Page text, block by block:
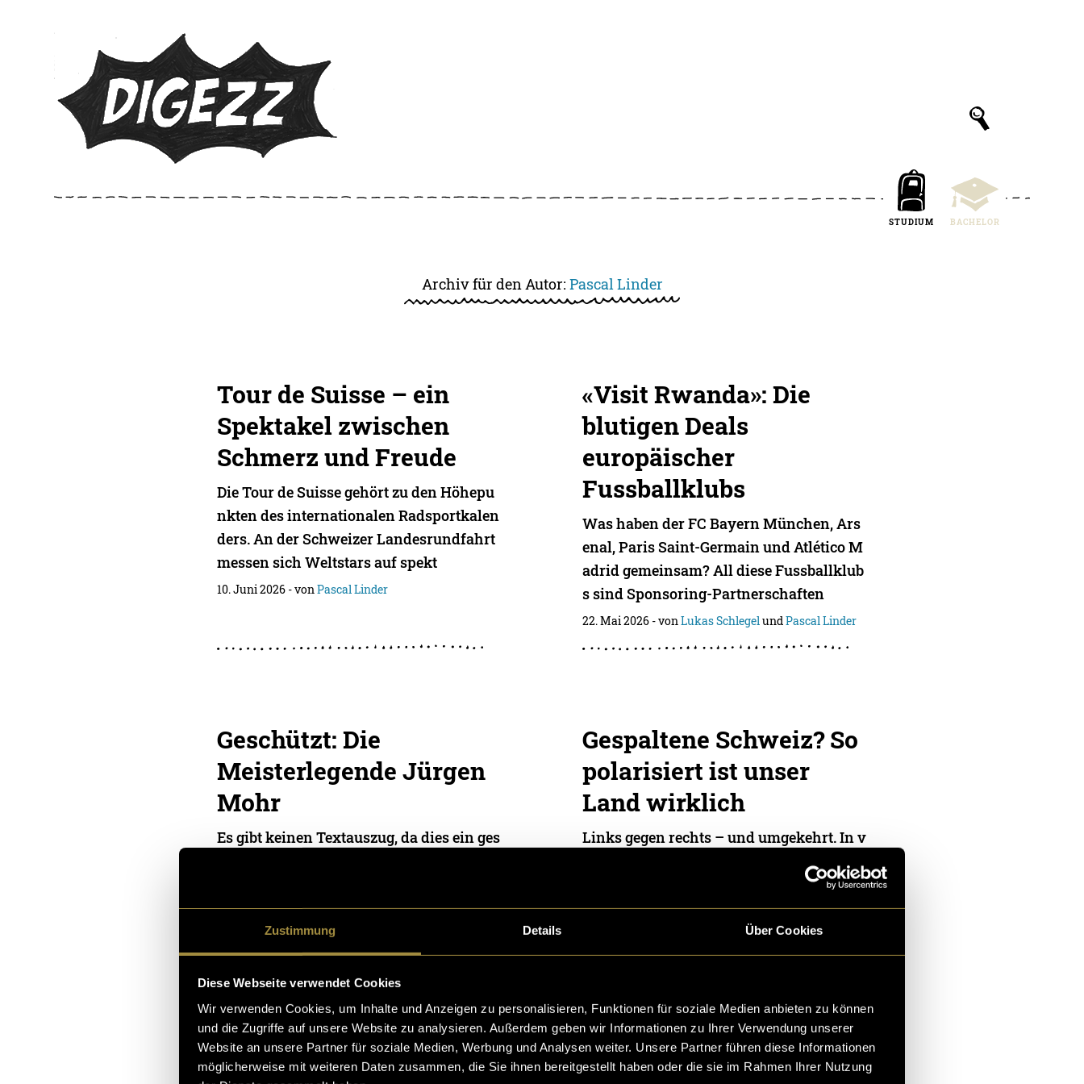
Zustimmung Details Über Cookies
Diese Webseite verwendet Cookies
Wir verwenden Cookies, um Inhalte und Anzeigen zu personalisieren, Funktionen für soziale Medien anbieten zu können
und die Zugriffe auf unsere Website zu analysieren. Außerdem geben wir Informationen zu Ihrer Verwendung unserer
Website an unsere Partner für soziale Medien, Werbung und Analysen weiter. Unsere Partner führen diese Informationen
möglicherweise mit weiteren Daten zusammen, die Sie ihnen bereitgestellt haben oder die sie im Rahmen Ihrer Nutzung
STUDIUM BACHELOR
Archiv für den Autor: Pascal Linder
Tour de Suisse – ein
Spektakel zwischen
Schmerz und Freude
Die Tour de Suisse gehört zu den Höhepu
nkten des internationalen Radsportkalen
ders. An der Schweizer Landesrundfahrt
messen sich Weltstars auf spekt
10. Juni 2026- vonPascal Linder
«Visit Rwanda»: Die
blutigen Deals
europäischer
Fussballklubs
Was haben der FC Bayern München, Ars
enal, Paris Saint-Germain und Atlético M
adrid gemeinsam? All diese Fussballklub
s sind Sponsoring-Partnerschaften
22. Mai 2026 - vonLukas SchlegelundPascal Linder
Geschützt: Die
Meisterlegende Jürgen
Mohr
Es gibt keinen Textauszug, da dies ein ges
Gespaltene Schweiz? So
polarisiert ist unser
Land wirklich
Links gegen rechts – und umgekehrt. In v
ielen Ländern klaffen die politischen Grä
ben immer weiter auseinander. In der Sc
hweiz offenbar nicht, wie
Pascal LinderundLukas Schlegel
I Canapai – Die Tessiner